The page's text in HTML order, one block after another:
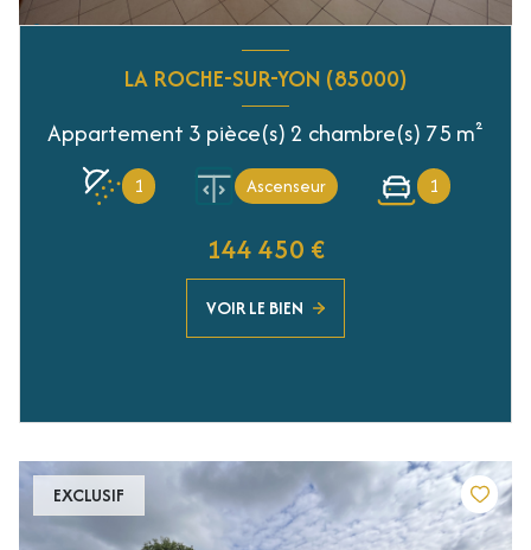
LA ROCHE-SUR-YON (85000)
Appartement 3 pièce(s) 2 chambre(s) 75 m²
1 Ascenseur 1
144 450 €
VOIR LE BIEN
EXCLUSIF